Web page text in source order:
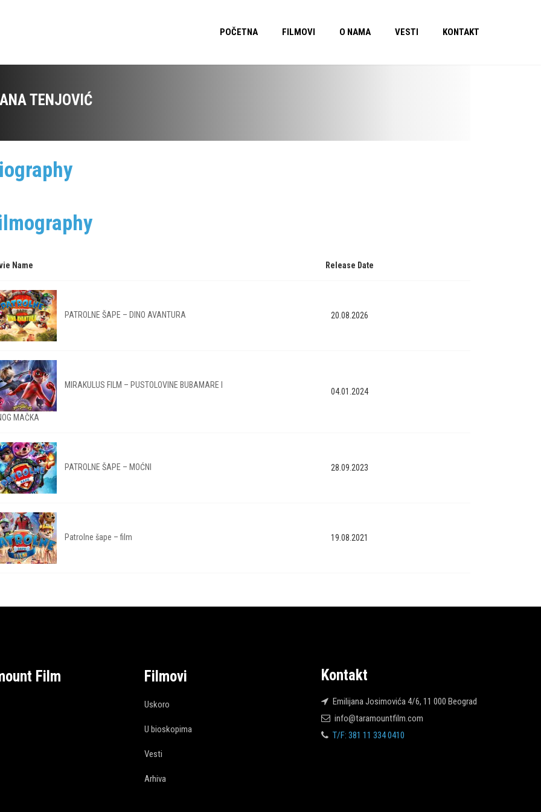
POČETNA FILMOVI O NAMA VESTI KONTAKT
TENJOVIĆ
Name Release Date
PATROLNE ŠAPE – DINO AVANTURA 20.08.2026
MIRAKULUS FILM – PUSTOLOVINE BUBAMARE I
MAČKA
04.01.2024
PATROLNE ŠAPE – MOĆNI 28.09.2023
Patrolne šape – film 19.08.2021
Film Filmovi
Uskoro
U bioskopima
Vesti
Arhiva
Kontakt
Emilijana Josimovića 4/6, 11 000 Beograd
info@taramountfilm.com
T/F: 381 11 334 0410